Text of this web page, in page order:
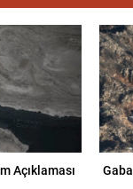
Açıklaması